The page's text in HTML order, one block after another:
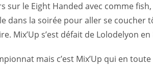
sur le Eight Handed avec comme
dans la soirée pour aller se
Mix’Up s’est défait de Lolodelyon
mais c’est Mix’Up qui en